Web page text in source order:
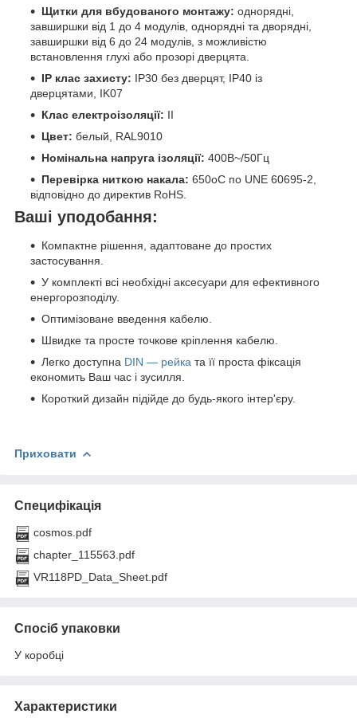
Щитки для вбудованого монтажу: однорядні,
завширшки від 1 до 4 модулів, однорядні та дворядні,
завширшки від 6 до 24 модулів, з можливістю
встановлення глухі або прозорі дверцята.
IP клас захисту: IP30 без дверцят, IP40 із
дверцятами, IK07
Клас електроізоляції: II
Цвет: белый, RAL9010
Номінальна напруга ізоляції: 400В~/50Гц
Перевірка ниткою накала: 650oC по UNE 60695-2,
відповідно до директив RoHS.
Ваші уподобання:
Компактне рішення, адаптоване до простих
застосування.
У комплекті всі необхідні аксесуари для ефективного
енергорозподілу.
Оптимізоване введення кабелю.
Швидке та просте точкове кріплення кабелю.
Легко доступна DIN — рейка та її проста фіксація
економить Ваш час і зусилля.
Короткий дизайн підійде до будь-якого інтер'єру.
Приховати
Специфікація
cosmos.pdf
chapter_115563.pdf
VR118PD_Data_Sheet.pdf
Спосіб упаковки
У коробці
Характеристики